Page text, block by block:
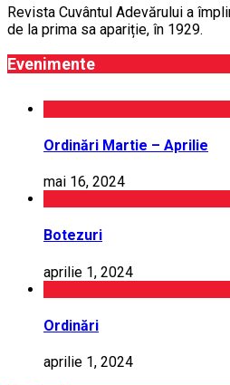
Revista Cuvântul Adevărului a
de la prima sa apariție, în 1929.
Evenimente
Ordinări Martie – Aprilie
mai 16, 2024
Botezuri
aprilie 1, 2024
Ordinări
aprilie 1, 2024